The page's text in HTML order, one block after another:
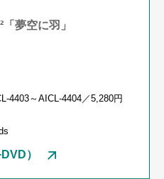
夢空に羽」
4403～AICL-4404／5,280円
）